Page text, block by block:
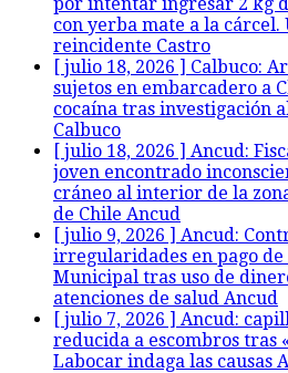
con yerba mate a la cárcel.
reincidente Castro
[ julio 18, 2026 ] Calbuco:
sujetos en embarcadero a
cocaína tras investigación
Calbuco
[ julio 18, 2026 ] Ancud:
joven encontrado
cráneo al interior de la
de Chile Ancud
[ julio 9, 2026 ] Ancud:
irregularidades en pago
Municipal tras uso de
atenciones de salud Ancud
[ julio 7, 2026 ] Ancud:
reducida a escombros tras
Labocar indaga las causas